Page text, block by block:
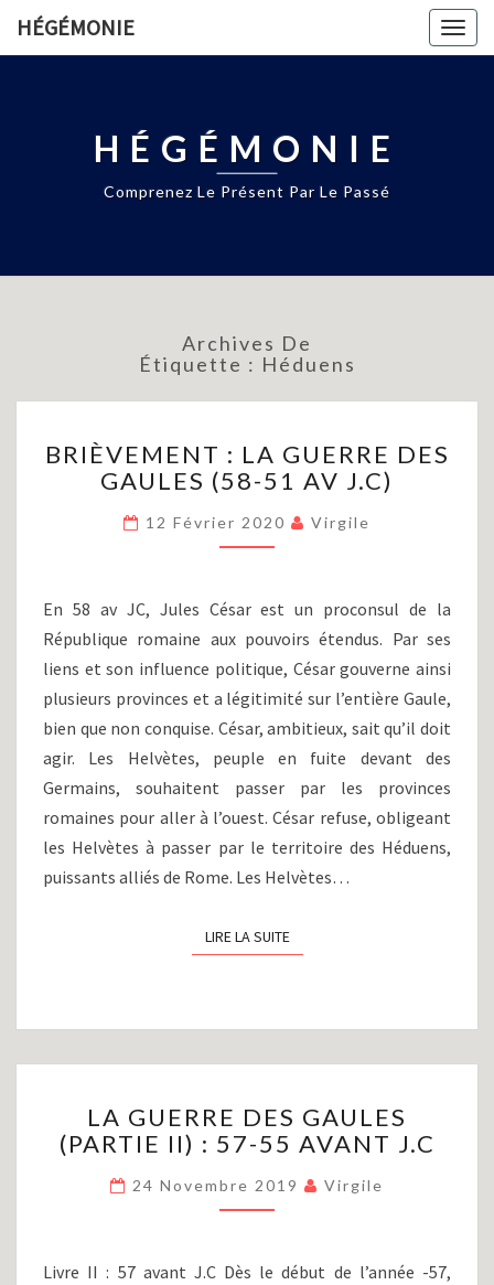
HÉGÉMONIE
HÉGÉMONIE
Comprenez Le Présent Par Le Passé
Archives De
Étiquette : Héduens
LA
DES
GAULES
J.C)
BRIÈVEMENT : LA GUERRE DES
GAULES (58-51 AV J.C)
12 Février 2020 Virgile
En 58 av JC, Jules César est un proconsul de la
République romaine aux pouvoirs étendus. Par ses
liens et son influence politique, César gouverne ainsi
plusieurs provinces et a légitimité sur l’entière Gaule,
bien que non conquise. César, ambitieux, sait qu’il doit
agir. Les Helvètes, peuple en fuite devant des
Germains, souhaitent passer par les provinces
romaines pour aller à l’ouest. César refuse, obligeant
les Helvètes à passer par le territoire des Héduens,
puissants alliés de Rome. Les Helvètes…
LIRE LA SUITELIRE LA SUITE
GUERRE
DES
(PARTIE
II)
57-
LA GUERRE DES GAULES
(PARTIE II) : 57-55 AVANT J.C
24 Novembre 2019 Virgile
Livre II : 57 avant J.C Dès le début de l’année -57,